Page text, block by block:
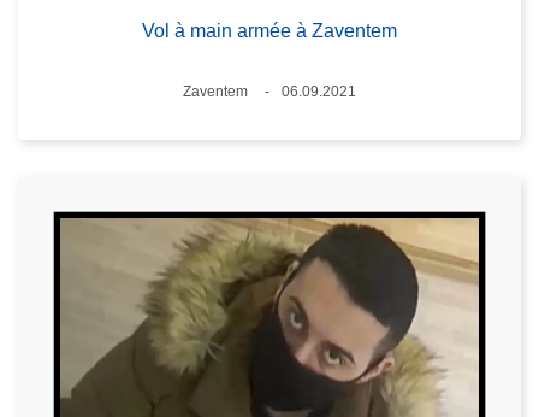
Vol à main armée à Zaventem
Lieux
Zaventem
06.09.2021